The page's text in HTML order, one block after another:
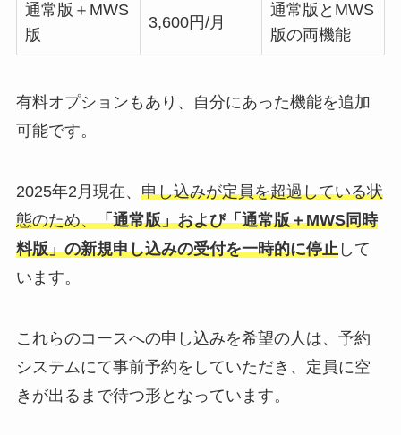
通常版＋MWS
版
3,600円/月
通常版とMWS
版の両機能
有料オプションもあり、自分にあった機能を追加
可能です。
2025年2月現在、 申し込みが定員を超過している状
態のため、「通常版」および「通常版＋MWS同時
料版」の新規申し込みの受付を一時的に停止して
います。
これらのコースへの申し込みを希望の人は、予約
システムにて事前予約をしていただき、定員に空
きが出るまで待つ形となっています。